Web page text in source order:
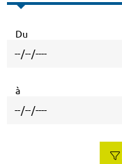
Du
à